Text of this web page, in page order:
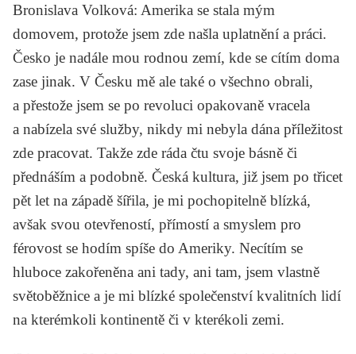
Bronislava Volková: Amerika se stala mým
domovem, protože jsem zde našla uplatnění a práci.
Česko je nadále mou rodnou zemí, kde se cítím doma
zase jinak. V Česku mě ale také o všechno obrali,
a přestože jsem se po revoluci opakovaně vracela
a nabízela své služby, nikdy mi nebyla dána příležitost
zde pracovat. Takže zde ráda čtu svoje básně či
přednáším a podobně. Česká kultura, již jsem po třicet
pět let na západě šířila, je mi pochopitelně blízká,
avšak svou otevřeností, přímostí a smyslem pro
férovost se hodím spíše do Ameriky. Necítím se
hluboce zakořeněna ani tady, ani tam, jsem vlastně
světoběžnice a je mi blízké společenství kvalitních lidí
na kterémkoli kontinentě či v kterékoli zemi.